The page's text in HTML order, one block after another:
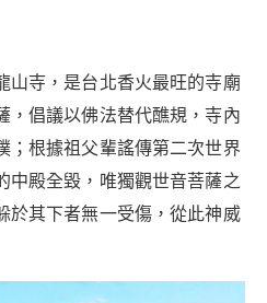
山寺，是台北香火最旺的寺廟
，倡議以佛法替代醮規，寺內
；根據祖父輩謠傳第二次世界
中殿全毀，唯獨觀世音菩薩之
於其下者無一受傷，從此神威